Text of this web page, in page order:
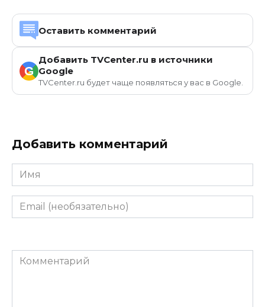
Оставить комментарий
G
Добавить TVCenter.ru в источники
Google
TVCenter.ru будет чаще появляться у вас в Google.
Добавить комментарий
Имя
Email
(необязательно)
Комментарий